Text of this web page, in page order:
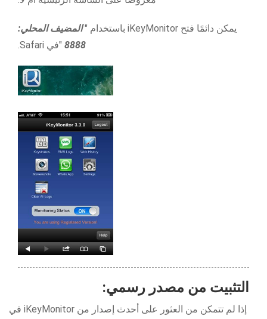
يمكن دائمًا فتح iKeyMonitor باستخدام "
المضيف المحلي:
8888 "في Safari.
التثبيت من مصدر رسمي:
إذا لم تتمكن من العثور على أحدث إصدار من iKeyMonitor في